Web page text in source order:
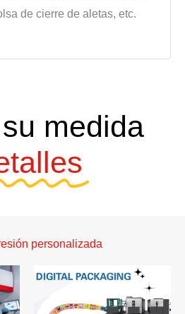
de cierre de aletas, etc.
medida
personalizada